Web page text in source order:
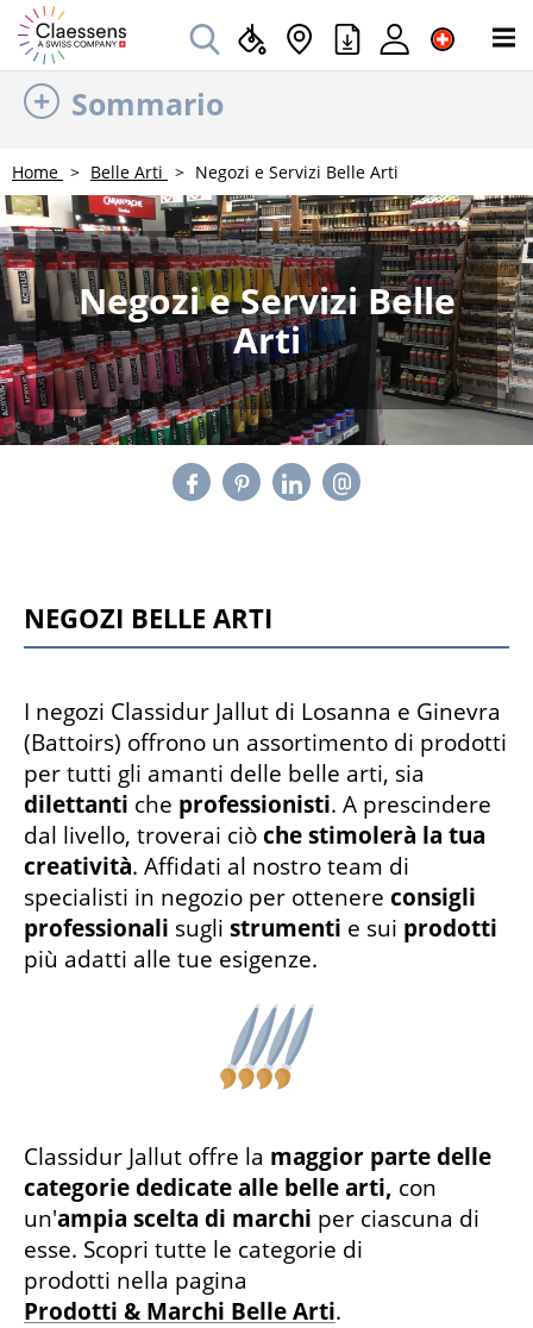
Sommario
Home Belle Arti Negozi e Servizi Belle Arti
Negozi e Servizi Belle
Arti
Negozi Belle Arti
I negozi Classidur Jallut di Losanna e Ginevra
(Battoirs) offrono un assortimento di prodotti
per tutti gli amanti delle belle arti, sia
dilettanti che professionisti. A prescindere
dal livello, troverai ciòche stimolerà la tua
creatività. Affidati al nostro team di
specialisti in negozio per ottenere consigli
professionali sugli strumenti e sui prodotti
più adatti alle tue esigenze.
Classidur Jallut offre la maggior parte delle
categorie dedicate alle belle arti, con
un'ampia scelta di marchi per ciascuna di
esse. Scopri tutte le categorie di
prodotti nella pagina
Prodotti & Marchi Belle Arti.